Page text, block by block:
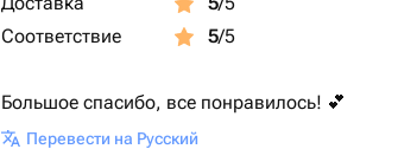
Соответствие
5/5
Большое спасибо, все понравилось! 💕
Перевести на Русский